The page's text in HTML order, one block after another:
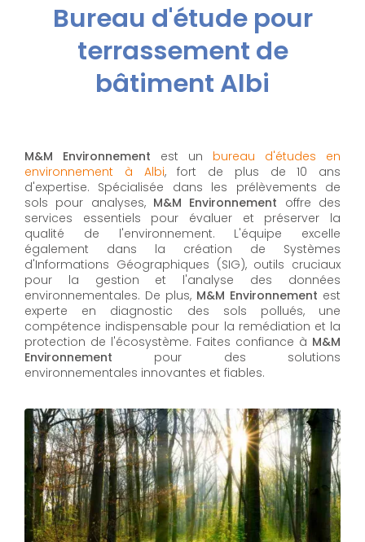
Bureau d'étude pour
terrassement de
bâtiment Albi
M&M Environnement est un bureau d'études en
environnement à Albi, fort de plus de 10 ans
d'expertise. Spécialisée dans les prélèvements de
sols pour analyses, M&M Environnement offre des
services essentiels pour évaluer et préserver la
qualité de l'environnement. L'équipe excelle
également dans la création de Systèmes
d'Informations Géographiques (SIG), outils cruciaux
pour la gestion et l'analyse des données
environnementales. De plus, M&M Environnement est
experte en diagnostic des sols pollués, une
compétence indispensable pour la remédiation et la
protection de l'écosystème. Faites confiance à M&M
Environnement pour des solutions
environnementales innovantes et fiables.